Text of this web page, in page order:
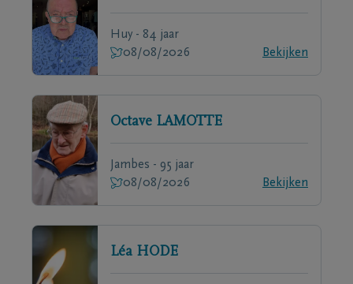
Huy - 84 jaar
08/08/2026
Bekijken
Octave LAMOTTE
Jambes - 95 jaar
08/08/2026
Bekijken
Léa HODE